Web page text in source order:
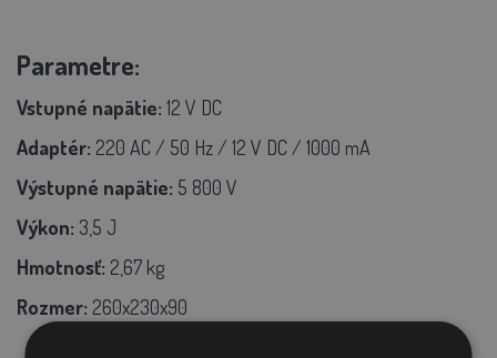
Parametre:
Vstupné napätie: 12 V DC
Adaptér: 220 AC / 50 Hz / 12 V DC / 1000 mA
Výstupné napätie: 5 800 V
Výkon: 3,5 J
Hmotnosť: 2,67 kg
Rozmer: 260x230x90